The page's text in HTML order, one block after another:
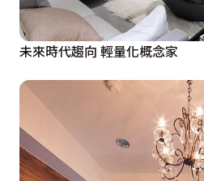
未來時代趨向 輕量化概念家